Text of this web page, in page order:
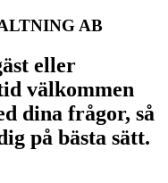
AB
eller
välkommen
dina frågor, så
på bästa sätt.